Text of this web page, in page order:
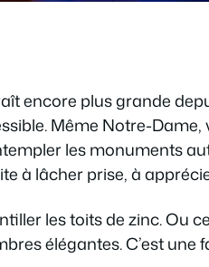
encore plus grande
Même Notre-Dame,
les monuments
à lâcher prise, à
les toits de zinc. Ou
élégantes. C’est une